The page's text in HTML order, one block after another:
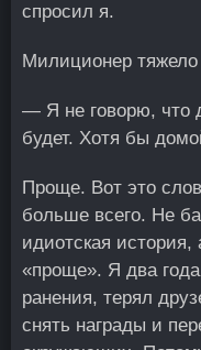
спросил я.
Милиционер тяжело
— Я не говорю, что
будет. Хотя бы
Проще. Вот это
больше всего. Не
идиотская история,
«проще». Я два
ранения, терял
снять награды и